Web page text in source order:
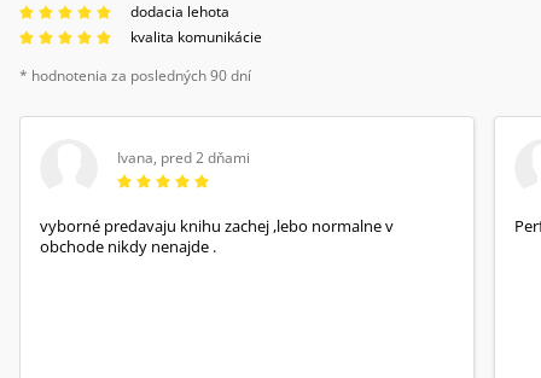
dodacia lehota
kvalita komunikácie
* hodnotenia za posledných 90 dní
Ivana, pred 2 dňami
vyborné predavaju knihu zachej ,lebo normalne v
obchode nikdy nenajde .